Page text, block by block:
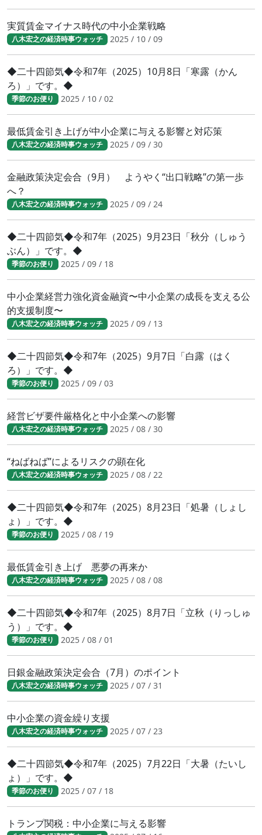
実質賃金マイナス時代の中小企業戦略
八木宏之の経済時事ウォッチ 2025 / 10 / 09
◆二十四節気◆令和7年（2025）10月8日「寒露（かん
ろ）」です。◆
季節のお便り 2025 / 10 / 02
最低賃金引き上げが中小企業に与える影響と対応策
八木宏之の経済時事ウォッチ 2025 / 09 / 30
金融政策決定会合（9月） ようやく“出口戦略”の第一歩
へ？
八木宏之の経済時事ウォッチ 2025 / 09 / 24
◆二十四節気◆令和7年（2025）9月23日「秋分（しゅう
ぶん）」です。◆
季節のお便り 2025 / 09 / 18
中小企業経営力強化資金融資〜中小企業の成長を支える公
的支援制度〜
八木宏之の経済時事ウォッチ 2025 / 09 / 13
◆二十四節気◆令和7年（2025）9月7日「白露（はく
ろ）」です。◆
季節のお便り 2025 / 09 / 03
経営ビザ要件厳格化と中小企業への影響
八木宏之の経済時事ウォッチ 2025 / 08 / 30
“ねばねば”によるリスクの顕在化
八木宏之の経済時事ウォッチ 2025 / 08 / 22
◆二十四節気◆令和7年（2025）8月23日「処暑（しょし
ょ）」です。◆
季節のお便り 2025 / 08 / 19
最低賃金引き上げ 悪夢の再来か
八木宏之の経済時事ウォッチ 2025 / 08 / 08
◆二十四節気◆令和7年（2025）8月7日「立秋（りっしゅ
う）」です。◆
季節のお便り 2025 / 08 / 01
日銀金融政策決定会合（7月）のポイント
八木宏之の経済時事ウォッチ 2025 / 07 / 31
中小企業の資金繰り支援
八木宏之の経済時事ウォッチ 2025 / 07 / 23
◆二十四節気◆令和7年（2025）7月22日「大暑（たいし
ょ）」です。◆
季節のお便り 2025 / 07 / 18
トランプ関税：中小企業に与える影響